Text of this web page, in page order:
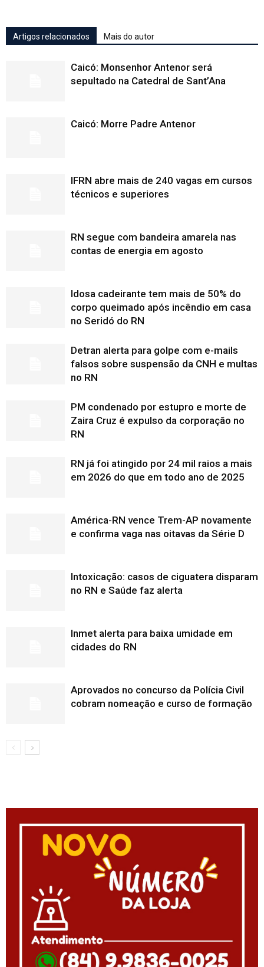
Artigos relacionados Mais do autor
Caicó: Monsenhor Antenor será
sepultado na Catedral de Sant’Ana
Caicó: Morre Padre Antenor
IFRN abre mais de 240 vagas em cursos
técnicos e superiores
RN segue com bandeira amarela nas
contas de energia em agosto
Idosa cadeirante tem mais de 50% do
corpo queimado após incêndio em casa
no Seridó do RN
Detran alerta para golpe com e-mails
falsos sobre suspensão da CNH e multas
no RN
PM condenado por estupro e morte de
Zaira Cruz é expulso da corporação no
RN
RN já foi atingido por 24 mil raios a mais
em 2026 do que em todo ano de 2025
América-RN vence Trem-AP novamente
e confirma vaga nas oitavas da Série D
Intoxicação: casos de ciguatera disparam
no RN e Saúde faz alerta
Inmet alerta para baixa umidade em
cidades do RN
Aprovados no concurso da Polícia Civil
cobram nomeação e curso de formação